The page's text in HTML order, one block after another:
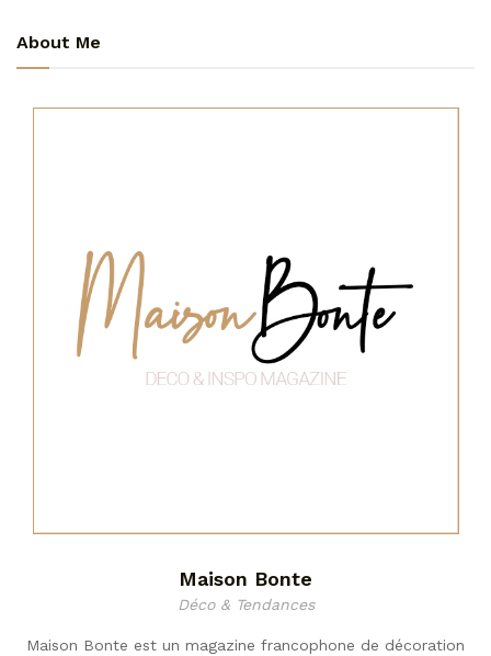
About Me
Maison Bonte
Déco & Tendances
Maison Bonte est un magazine francophone de décoration